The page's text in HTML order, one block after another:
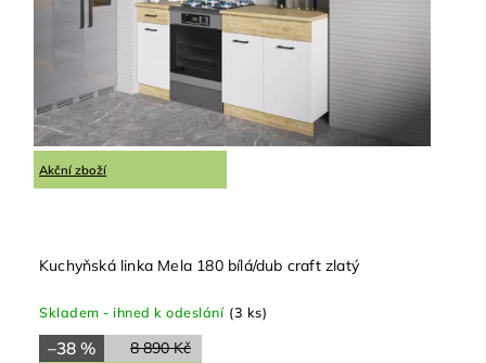
Akční zboží
Kuchyňská linka Mela 180 bílá/dub craft zlatý
Skladem - ihned k odeslání (3 ks)
8 890 Kč
–38 %